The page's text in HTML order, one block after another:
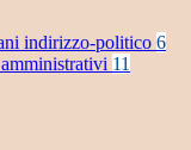
indirizzo-politico 6
11